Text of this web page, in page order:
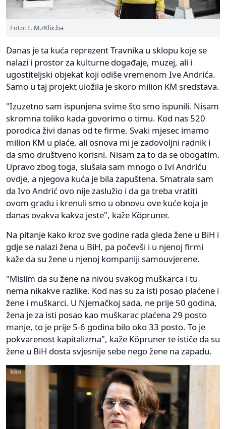
Foto: E. M./Klix.ba
Danas je ta kuća reprezent Travnika u sklopu koje se
nalazi i prostor za kulturne događaje, muzej, ali i
ugostiteljski objekat koji odiše vremenom Ive Andrića.
Samo u taj projekt uložila je skoro milion KM sredstava.
"Izuzetno sam ispunjena svime što smo ispunili. Nisam
skromna toliko kada govorimo o timu. Kod nas 520
porodica živi danas od te firme. Svaki mjesec imamo
milion KM u plaće, ali osnova mi je zadovoljni radnik i
da smo društveno korisni. Nisam za to da se obogatim.
Upravo zbog toga, slušala sam mnogo o Ivi Andriću
ovdje, a njegova kuća je bila zapuštena. Smatrala sam
da Ivo Andrić ovo nije zaslužio i da ga treba vratiti
ovom gradu i krenuli smo u obnovu ove kuće koja je
danas ovakva kakva jeste", kaže Köpruner.
Na pitanje kako kroz sve godine rada gleda žene u BiH i
gdje se nalazi žena u BiH, pa počevši i u njenoj firmi
kaže da su žene u njenoj kompaniji samouvjerene.
"Mislim da su žene na nivou svakog muškarca i tu
nema nikakve razlike. Kod nas su za isti posao plaćene i
žene i muškarci. U Njemačkoj sada, ne prije 50 godina,
žena je za isti posao kao muškarac plaćena 29 posto
manje, to je prije 5-6 godina bilo oko 33 posto. To je
pokvarenost kapitalizma", kaže Köpruner te ističe da su
žene u BiH dosta svjesnije sebe nego žene na zapadu.